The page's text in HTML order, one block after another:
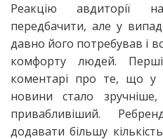
Реакцію авдиторії
передбачити, але у
давно його потребував і
комфорту людей.
коментарі про те, що у
новини стало
привабливіший.
додавати більшу